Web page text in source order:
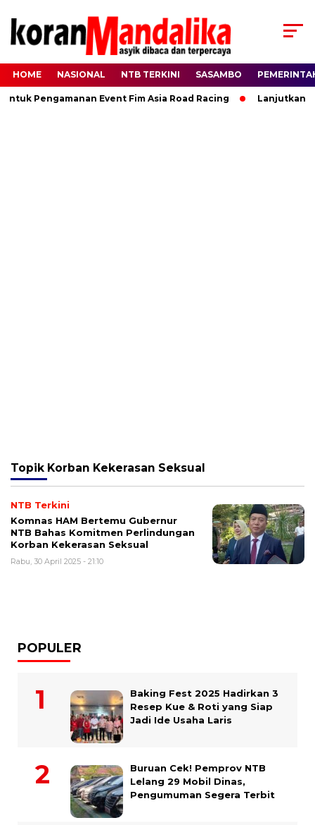
HOME NASIONAL NTB TERKINI SASAMBO
Pengamanan Event Fim Asia Road Racing Lanjutkan
Topik Korban Kekerasan Seksual
NTB Terkini
Komnas HAM Bertemu Gubernur
NTB Bahas Komitmen Perlindungan
Korban Kekerasan Seksual
Rabu, 30 April 2025 - 21:10
POPULER
Baking Fest 2025 Hadirkan 3
Resep Kue & Roti yang Siap
Jadi Ide Usaha Laris
Buruan Cek! Pemprov NTB
Lelang 29 Mobil Dinas,
Pengumuman Segera Terbit